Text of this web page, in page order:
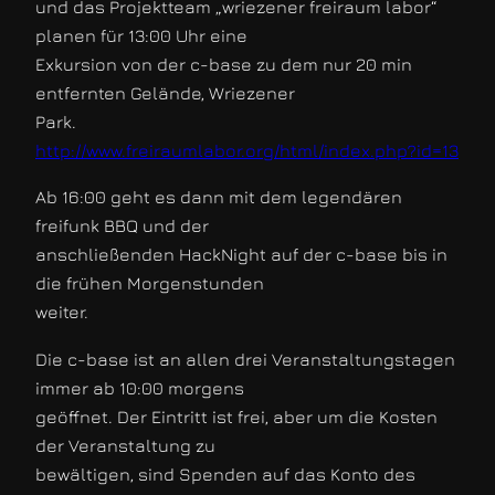
und das Projektteam „wriezener freiraum labor“
planen für 13:00 Uhr eine
Exkursion von der c-base zu dem nur 20 min
entfernten Gelände, Wriezener
Park.
http://www.freiraumlabor.org/html/index.php?id=13
Ab 16:00 geht es dann mit dem legendären
freifunk BBQ und der
anschließenden HackNight auf der c-base bis in
die frühen Morgenstunden
weiter.
Die c-base ist an allen drei Veranstaltungstagen
immer ab 10:00 morgens
geöffnet. Der Eintritt ist frei, aber um die Kosten
der Veranstaltung zu
bewältigen, sind Spenden auf das Konto des